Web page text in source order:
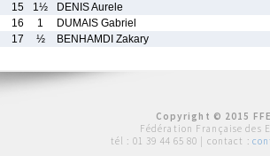
15
1½
DENIS Aurele
16
1
DUMAIS Gabriel
17
½ BENHAMDI Zakary
Copyright © 2015
Fédération Française des
tél : 01 39 44 65 80 | contact :